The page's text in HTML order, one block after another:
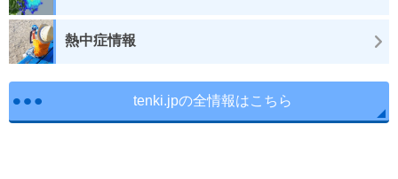
熱中症情報
tenki.jpの全情報はこちら